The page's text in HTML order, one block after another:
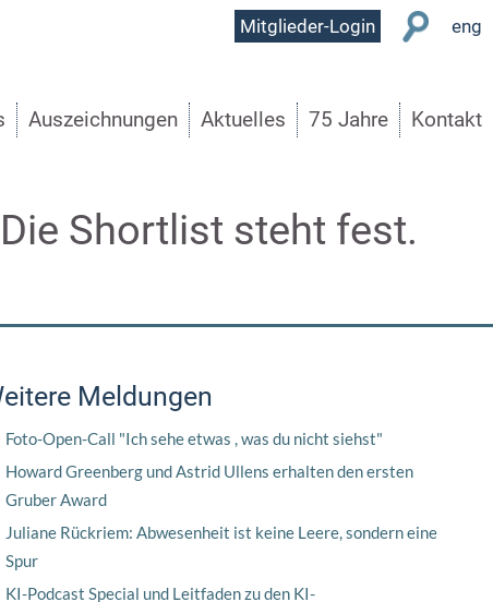
User
Mitglieder-Login eng
Auszeichnungen Aktuelles 75 Jahre Kontakt
Shortlist steht fest.
Meldungen
Foto-Open-Call "Ich sehe etwas , was du nicht siehst"
Howard Greenberg und Astrid Ullens erhalten den ersten
Gruber Award
Juliane Rückriem: Abwesenheit ist keine Leere, sondern eine
Spur
KI-Podcast Special und Leitfaden zu den KI-